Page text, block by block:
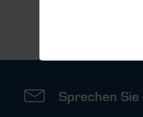
Sprechen